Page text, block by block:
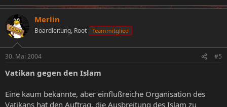
Merlin
Boardleitung, Root Teammitglied
30. Mai 2004 #5
Vatikan gegen den Islam
Eine kaum bekannte, aber einflußreiche Organisation des
Vatikans hat den Auftrag, die Ausbreitung des Islam zu